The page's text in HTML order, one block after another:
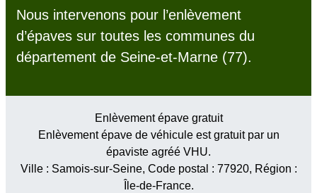
Nous intervenons pour l’enlèvement
d’épaves sur toutes les communes du
département de Seine-et-Marne (77).
Enlèvement épave gratuit
Enlèvement épave de véhicule est gratuit par un
épaviste agréé VHU.
Ville : Samois-sur-Seine, Code postal : 77920, Région :
Île-de-France.